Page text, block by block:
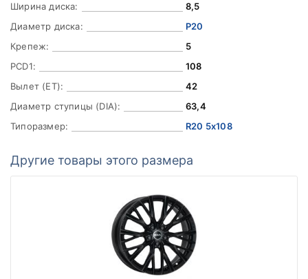
Ширина диска:
8,5
Диаметр диска:
Р20
Крепеж:
5
PCD1:
108
Вылет (ET):
42
Диаметр ступицы (DIA):
63,4
Типоразмер:
R20 5x108
Другие товары этого размера